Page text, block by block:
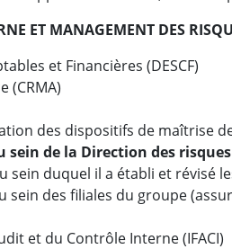
ET MANAGEMENT DES
et Financières (DESCF)
(CRMA)
des dispositifs de maîtrise
sein de la Direction des risques
sein duquel il a établi et révisé
des filiales du groupe
et du Contrôle Interne (IFACI)